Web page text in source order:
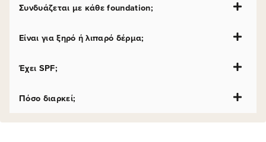
Συνδυάζεται με κάθε foundation;
Είναι για ξηρό ή λιπαρό δέρμα;
Έχει SPF;
Πόσο διαρκεί;